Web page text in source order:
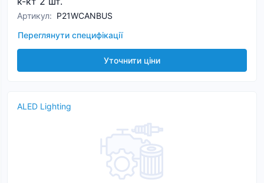
Артикул: P21WCANBUS
Переглянути специфікації
Уточнити ціни
ALED Lighting